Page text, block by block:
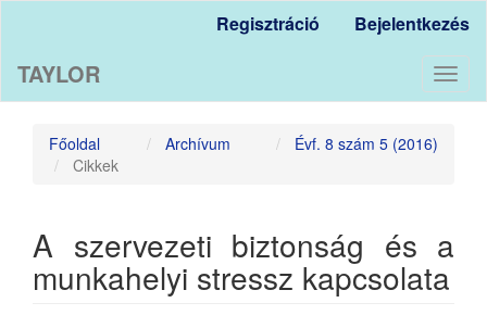
Content
Sidebar
Regisztráció Bejelentkezés
TAYLOR
Főoldal Archívum
Évf. 8 szám 5 (2016)
Cikkek
A szervezeti biztonság és a
munkahelyi stressz kapcsolata